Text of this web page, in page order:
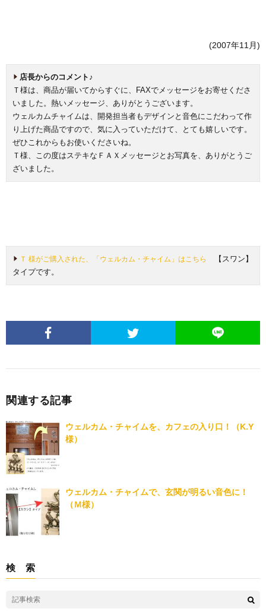
(2007年11月)
店長からのコメント♪
Ｔ様は、商品が届いてからすぐに、FAXでメッセージをお寄せくださ
いました。熱いメッセージ、ありがとうございます。
ウェルカムチャイムは、開発担当者もデザインと音色にこだわって作
り上げた商品ですので、気に入っていただけて、とても嬉しいです。
ぜひこれからもお使いくださいね。
Ｔ様、この度はステキなＦＡＸメッセージとお写真を、ありがとうご
ざいました。
Ｔ 様がご購入された、「ウェルカム・チャイム」はこちら
【スワン】
タイプです。
関連する記事
ウェルカム・チャイムを、カフェの入り口！（K.Y
様）
ウェルカム・チャイムで、玄関が明るい音色に！
（Ｍ様）
検 索